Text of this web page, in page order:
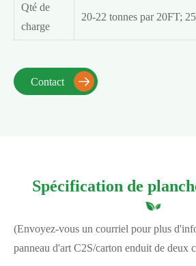
Qté de
charge
20-22 tonnes par 20FT;
Contact 
Spécification de
(Envoyez-vous un courriel pour plus
panneau d'art C2S/carton enduit de deux